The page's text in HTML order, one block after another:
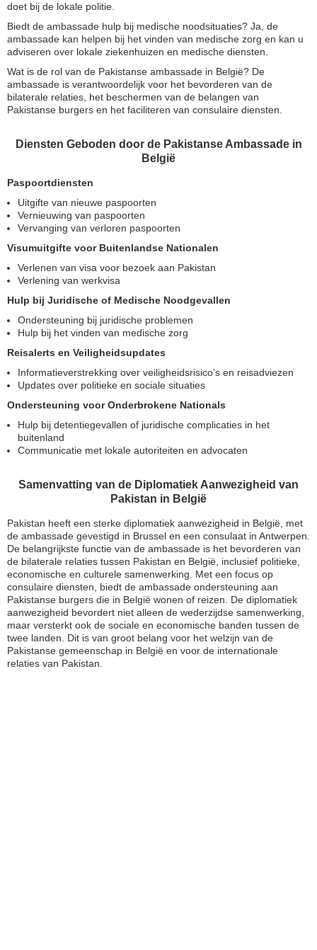
doet bij de lokale politie.
Biedt de ambassade hulp bij medische noodsituaties? Ja, de
ambassade kan helpen bij het vinden van medische zorg en kan u
adviseren over lokale ziekenhuizen en medische diensten.
Wat is de rol van de Pakistanse ambassade in België? De
ambassade is verantwoordelijk voor het bevorderen van de
bilaterale relaties, het beschermen van de belangen van
Pakistanse burgers en het faciliteren van consulaire diensten.
Diensten Geboden door de Pakistanse Ambassade in
België
Paspoortdiensten
Uitgifte van nieuwe paspoorten
Vernieuwing van paspoorten
Vervanging van verloren paspoorten
Visumuitgifte voor Buitenlandse Nationalen
Verlenen van visa voor bezoek aan Pakistan
Verlening van werkvisa
Hulp bij Juridische of Medische Noodgevallen
Ondersteuning bij juridische problemen
Hulp bij het vinden van medische zorg
Reisalerts en Veiligheidsupdates
Informatieverstrekking over veiligheidsrisico’s en reisadviezen
Updates over politieke en sociale situaties
Ondersteuning voor Onderbrokene Nationals
Hulp bij detentiegevallen of juridische complicaties in het
buitenland
Communicatie met lokale autoriteiten en advocaten
Samenvatting van de Diplomatiek Aanwezigheid van
Pakistan in België
Pakistan heeft een sterke diplomatiek aanwezigheid in België, met
de ambassade gevestigd in Brussel en een consulaat in Antwerpen.
De belangrijkste functie van de ambassade is het bevorderen van
de bilaterale relaties tussen Pakistan en België, inclusief politieke,
economische en culturele samenwerking. Met een focus op
consulaire diensten, biedt de ambassade ondersteuning aan
Pakistanse burgers die in België wonen of reizen. De diplomatiek
aanwezigheid bevordert niet alleen de wederzijdse samenwerking,
maar versterkt ook de sociale en economische banden tussen de
twee landen. Dit is van groot belang voor het welzijn van de
Pakistanse gemeenschap in België en voor de internationale
relaties van Pakistan.